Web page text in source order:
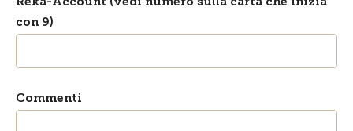
con 9)
Commenti